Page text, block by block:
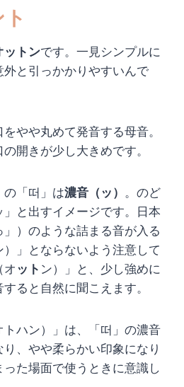
ットンです。一見シンプルに
外と引っかかりやすいんで
やや丸めて発音する母音。
開きが少し大きめです。
の「떠」は濃音（ッ） 。のど
と出すイメージです。日本
）のような詰まる音が入る
」とならないよう注意して
オ ット ン）」と、少し強めに
ると自然に聞こえます。
ハン）」は、「떠」の濃音
、やや柔らかい印象になり
た場面で使うときに意識し